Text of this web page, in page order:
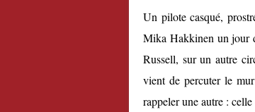
Un pilote casqué,
Mika Hakkinen un jour
Russell, sur un autre
vient de percuter le
rappeler une autre :